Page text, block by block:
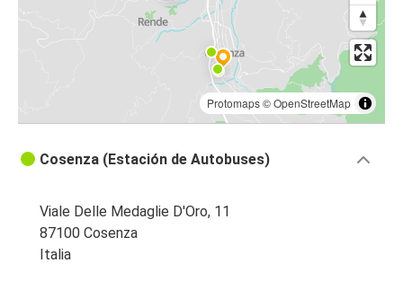
Protomaps©OpenStreetMap
Cosenza (Estación de Autobuses)
Viale Delle Medaglie D'Oro, 11
87100 Cosenza
Italia